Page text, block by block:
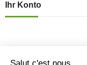
Ihr Konto
Informations